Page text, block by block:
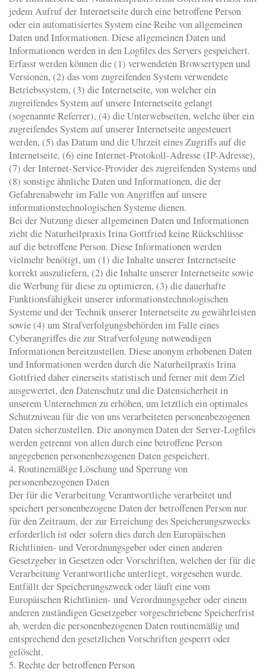
jedem Aufruf der Internetseite durch eine betroffene Person
oder ein automatisiertes System eine Reihe von allgemeinen
Daten und Informationen. Diese allgemeinen Daten und
Informationen werden in den Logfiles des Servers gespeichert.
Erfasst werden können die (1) verwendeten Browsertypen und
Versionen, (2) das vom zugreifenden System verwendete
Betriebssystem, (3) die Internetseite, von welcher ein
zugreifendes System auf unsere Internetseite gelangt
(sogenannte Referrer), (4) die Unterwebseiten, welche über ein
zugreifendes System auf unserer Internetseite angesteuert
werden, (5) das Datum und die Uhrzeit eines Zugriffs auf die
Internetseite, (6) eine Internet-Protokoll-Adresse (IP-Adresse),
(7) der Internet-Service-Provider des zugreifenden Systems und
(8) sonstige ähnliche Daten und Informationen, die der
Gefahrenabwehr im Falle von Angriffen auf unsere
informationstechnologischen Systeme dienen.
Bei der Nutzung dieser allgemeinen Daten und Informationen
zieht die Naturheilpraxis Irina Gottfried keine Rückschlüsse
auf die betroffene Person. Diese Informationen werden
vielmehr benötigt, um (1) die Inhalte unserer Internetseite
korrekt auszuliefern, (2) die Inhalte unserer Internetseite sowie
die Werbung für diese zu optimieren, (3) die dauerhafte
Funktionsfähigkeit unserer informationstechnologischen
Systeme und der Technik unserer Internetseite zu gewährleisten
sowie (4) um Strafverfolgungsbehörden im Falle eines
Cyberangriffes die zur Strafverfolgung notwendigen
Informationen bereitzustellen. Diese anonym erhobenen Daten
und Informationen werden durch die Naturheilpraxis Irina
Gottfried daher einerseits statistisch und ferner mit dem Ziel
ausgewertet, den Datenschutz und die Datensicherheit in
unserem Unternehmen zu erhöhen, um letztlich ein optimales
Schutzniveau für die von uns verarbeiteten personenbezogenen
Daten sicherzustellen. Die anonymen Daten der Server-Logfiles
werden getrennt von allen durch eine betroffene Person
angegebenen personenbezogenen Daten gespeichert.
4. Routinemäßige Löschung und Sperrung von
personenbezogenen Daten
Der für die Verarbeitung Verantwortliche verarbeitet und
speichert personenbezogene Daten der betroffenen Person nur
für den Zeitraum, der zur Erreichung des Speicherungszwecks
erforderlich ist oder sofern dies durch den Europäischen
Richtlinien- und Verordnungsgeber oder einen anderen
Gesetzgeber in Gesetzen oder Vorschriften, welchen der für die
Verarbeitung Verantwortliche unterliegt, vorgesehen wurde.
Entfällt der Speicherungszweck oder läuft eine vom
Europäischen Richtlinien- und Verordnungsgeber oder einem
anderen zuständigen Gesetzgeber vorgeschriebene Speicherfrist
ab, werden die personenbezogenen Daten routinemäßig und
entsprechend den gesetzlichen Vorschriften gesperrt oder
gelöscht.
5. Rechte der betroffenen Person